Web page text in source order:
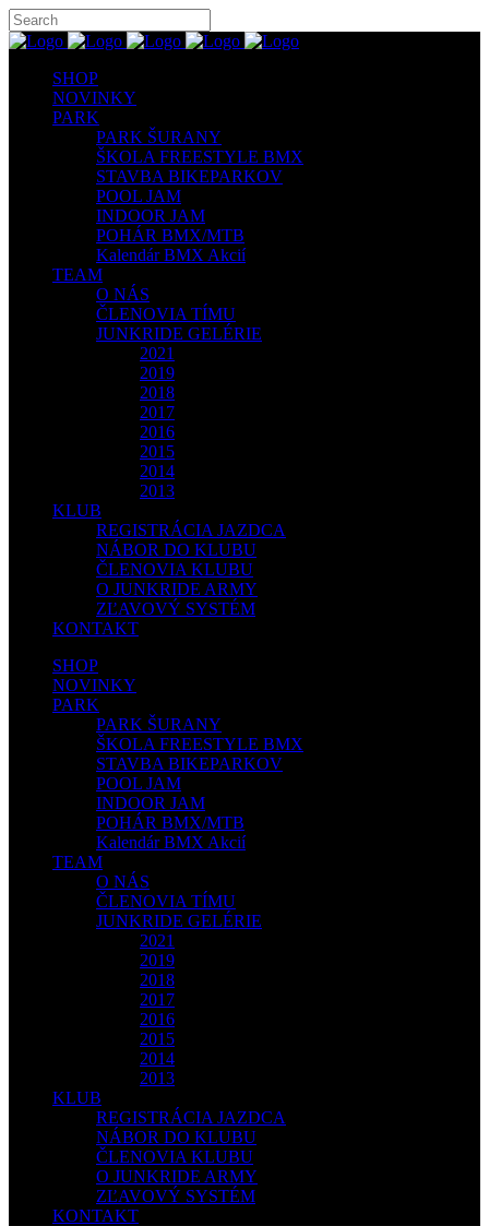
SHOP
NOVINKY
PARK
PARK ŠURANY
ŠKOLA FREESTYLE BMX
STAVBA BIKEPARKOV
POOL JAM
INDOOR JAM
POHÁR BMX/MTB
Kalendár BMX Akcií
TEAM
O NÁS
ČLENOVIA TÍMU
JUNKRIDE GELÉRIE
2021
2019
2018
2017
2016
2015
2014
2013
KLUB
REGISTRÁCIA JAZDCA
NÁBOR DO KLUBU
ČLENOVIA KLUBU
O JUNKRIDE ARMY
ZĽAVOVÝ SYSTÉM
KONTAKT
SHOP
NOVINKY
PARK
PARK ŠURANY
ŠKOLA FREESTYLE BMX
STAVBA BIKEPARKOV
POOL JAM
INDOOR JAM
POHÁR BMX/MTB
Kalendár BMX Akcií
TEAM
O NÁS
ČLENOVIA TÍMU
JUNKRIDE GELÉRIE
2021
2019
2018
2017
2016
2015
2014
2013
KLUB
REGISTRÁCIA JAZDCA
NÁBOR DO KLUBU
ČLENOVIA KLUBU
O JUNKRIDE ARMY
ZĽAVOVÝ SYSTÉM
KONTAKT